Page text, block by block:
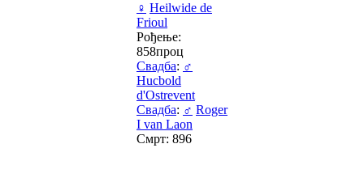
♀ Heilwide de
Frioul
Рођење:
858проц
Свадба: ♂
Hucbold
d'Ostrevent
Свадба: ♂ Roger
I van Laon
Смрт: 896